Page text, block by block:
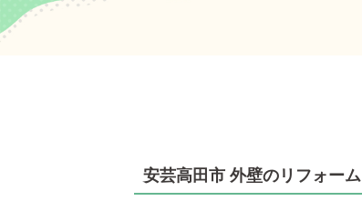
安芸高田市 外壁のリフォーム